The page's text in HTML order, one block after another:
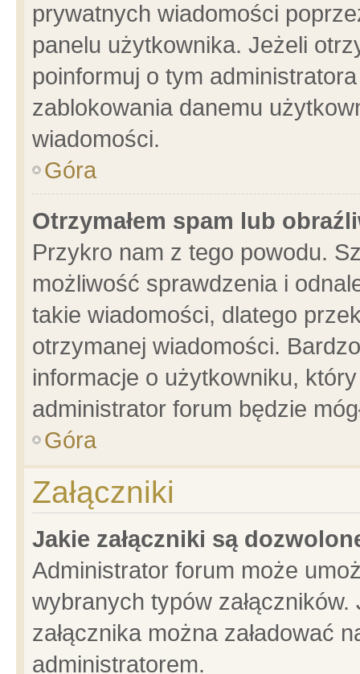
prywatnych wiadomości
panelu użytkownika. Jeżeli
poinformuj o tym
zablokowania danemu
wiadomości.
Góra
Otrzymałem spam lub
Przykro nam z tego powodu.
możliwość sprawdzenia i
takie wiadomości, dlatego
otrzymanej wiadomości.
informacje o użytkowniku,
administrator forum będzie
Góra
Załączniki
Jakie załączniki są
Administrator forum może
wybranych typów
załącznika można załadować
administratorem.